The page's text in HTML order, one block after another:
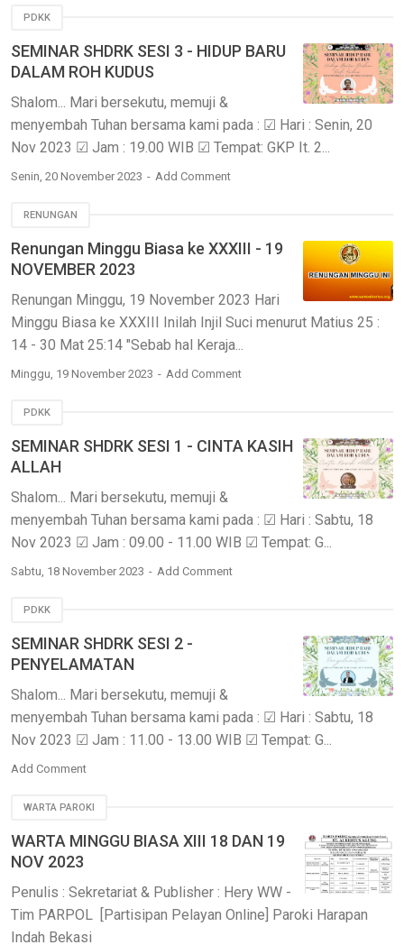
PDKK
SEMINAR SHDRK SESI 3 - HIDUP BARU
DALAM ROH KUDUS
Shalom... Mari bersekutu, memuji &
menyembah Tuhan bersama kami pada : ☑ Hari : Senin, 20
Nov 2023 ☑ Jam : 19.00 WIB ☑ Tempat: GKP It. 2...
Senin, 20 November 2023 Add Comment
RENUNGAN
Renungan Minggu Biasa ke XXXIII - 19
NOVEMBER 2023
Renungan Minggu, 19 November 2023 Hari
Minggu Biasa ke XXXIII Inilah Injil Suci menurut Matius 25 :
14 - 30 Mat 25:14 "Sebab hal Keraja...
Minggu, 19 November 2023 Add Comment
PDKK
SEMINAR SHDRK SESI 1 - CINTA KASIH
ALLAH
Shalom... Mari bersekutu, memuji &
menyembah Tuhan bersama kami pada : ☑ Hari : Sabtu, 18
Nov 2023 ☑ Jam : 09.00 - 11.00 WIB ☑ Tempat: G...
Sabtu, 18 November 2023 Add Comment
PDKK
SEMINAR SHDRK SESI 2 -
PENYELAMATAN
Shalom... Mari bersekutu, memuji &
menyembah Tuhan bersama kami pada : ☑ Hari : Sabtu, 18
Nov 2023 ☑ Jam : 11.00 - 13.00 WIB ☑ Tempat: G...
Add Comment
WARTA PAROKI
WARTA MINGGU BIASA XIII 18 DAN 19
NOV 2023
Penulis : Sekretariat & Publisher : Hery WW -
Tim PARPOL [Partisipan Pelayan Online] Paroki Harapan
Indah Bekasi